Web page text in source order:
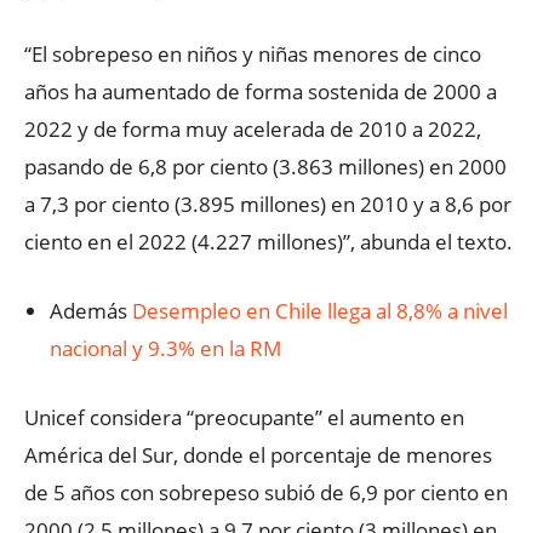
“El sobrepeso en niños y niñas menores de cinco
años ha aumentado de forma sostenida de 2000 a
2022 y de forma muy acelerada de 2010 a 2022,
pasando de 6,8 por ciento (3.863 millones) en 2000
a 7,3 por ciento (3.895 millones) en 2010 y a 8,6 por
ciento en el 2022 (4.227 millones)”, abunda el texto.
Además Desempleo en Chile llega al 8,8% a nivel
nacional y 9.3% en la RM
Unicef considera “preocupante” el aumento en
América del Sur, donde el porcentaje de menores
de 5 años con sobrepeso subió de 6,9 por ciento en